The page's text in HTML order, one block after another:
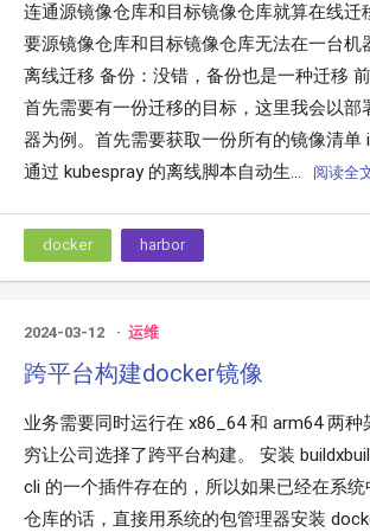
连通源镜像仓库和目标镜像仓库就算在线迁
要源镜像仓库和目标镜像仓库无法在一台机
离线迁移 备份：没错，备份也是一种迁移
首先需要有一份迁移的目标，这里我会以部
器为例。首先需要获取一份所有的镜像清单
通过 kubespray 的离线脚本自动生...
阅读全
docker harbor
2024-03-12 运维
跨平台构建docker镜像
业务需要同时运行在 x86_64 和 arm64 两
穷让公司选择了跨平台构建。 安装
cli 的一个插件存在的，所以如果已经在系
仓库的话，直接用系统的包管理器安装